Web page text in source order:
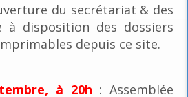
du secrétariat & des
à disposition des dossiers
depuis ce site.
à 20h : Assemblée